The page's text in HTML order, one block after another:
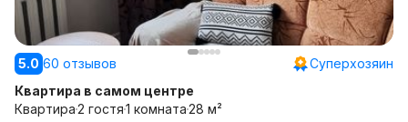
5.0 60 отзывов
Суперхозяин
Квартира в самом центре
Квартира2 гостя1 комната28 м²